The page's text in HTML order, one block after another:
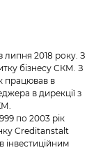
липня 2018 року. З
бізнесу СКМ. З
працював в
в дирекції з
по 2003 рік
Creditanstalt
інвестиційним